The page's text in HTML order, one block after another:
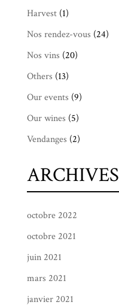
Harvest(1)
Nos rendez-vous (24)
Nos vins (20)
Others (13)
Our events (9)
Our wines (5)
Vendanges (2)
ARCHIVES
octobre 2022
octobre 2021
juin 2021
mars 2021
janvier 2021